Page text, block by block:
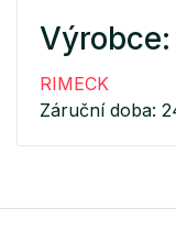
Výrobce:
RIMECK
Záruční doba: